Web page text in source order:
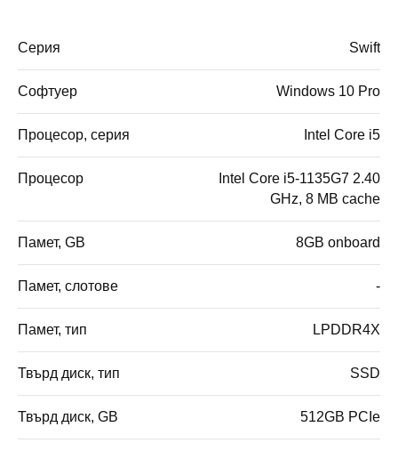
Серия Swift
Софтуер Windows 10 Pro
Процесор, серия Intel Core i5
Процесор
Intel Core i5-1135G7 2.40
GHz, 8 MB cache
Памет, GB 8GB onboard
Памет, слотове -
Памет, тип LPDDR4X
Твърд диск, тип SSD
Твърд диск, GB 512GB PCIe